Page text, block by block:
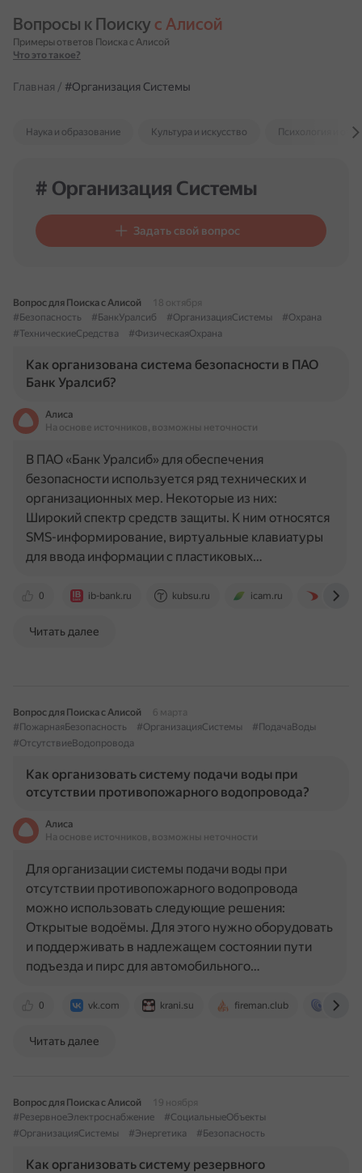
Вопросы к Поиску с Алисой
Примеры ответов Поиска с Алисой
Что это такое?
Главная / #Организация Системы
Наука и образование Культура и искусство Психология и
# Организация Системы
Задать свой вопрос
Вопрос для Поиска с Алисой
18 октября
#Безопасность
#БанкУралсиб #ОрганизацияСистемы
#Охрана
#ТехническиеСредства
#ФизическаяОхрана
Как организована система безопасности в ПАО
Банк Уралсиб?
Алиса
На основе источников, возможны неточности
0 ib-bank.ru kubsu.ru icam.ru safe-
В ПАО «Банк Уралсиб» для обеспечения
безопасности используется ряд технических и
организационных мер. Некоторые из них:
Широкий спектр средств защиты. К ним относятся
SMS-информирование, виртуальные клавиатуры
для ввода информации с пластиковых…
Читать далее
Вопрос для Поиска с Алисой
6 марта
#ПожарнаяБезопасность
#ОрганизацияСистемы
#ПодачаВоды
#ОтсутствиеВодопровода
Как организовать систему подачи воды при
отсутствии противопожарного водопровода?
Алиса
На основе источников, возможны неточности
0 vk.com krani.su fireman.club os-
Для организации системы подачи воды при
отсутствии противопожарного водопровода
можно использовать следующие решения:
Открытые водоёмы. Для этого нужно оборудовать
и поддерживать в надлежащем состоянии пути
подъезда и пирс для автомобильного…
Читать далее
Вопрос для Поиска с Алисой
19 ноября
#РезервноеЭлектроснабжение
#СоциальныеОбъекты
#ОрганизацияСистемы
#Энергетика #Безопасность
Как организовать систему резервного